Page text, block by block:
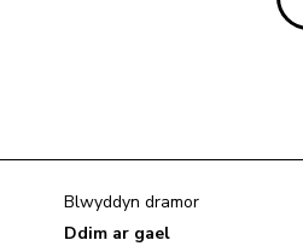
Blwyddyn dramor
Ddim ar gael